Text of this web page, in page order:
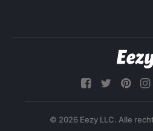
© 2026 Eezy LLC. Alle